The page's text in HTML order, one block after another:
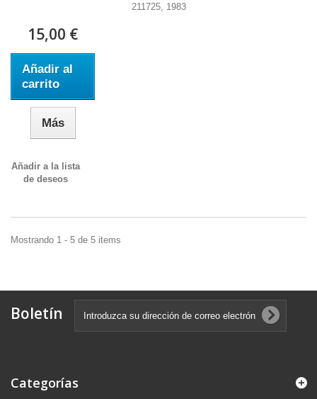
211725, 1983
15,00 €
Añadir al
carrito
Más
Añadir a la lista
de deseos
Mostrando 1 - 5 de 5 items
Boletín
Categorías